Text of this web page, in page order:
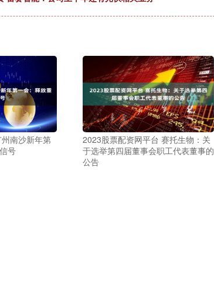
南沙新年第
号
2023股票配资网平台 赛托生物：关
于选举第四届董事会职工代表董事的
公告